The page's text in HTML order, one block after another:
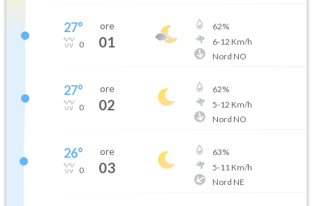
27°
0
ore
01
62%
6-12 Km/h
Nord NO
27°
0
ore
02
62%
5-12 Km/h
Nord NO
26°
0
ore
03
63%
5-11 Km/h
Nord NE